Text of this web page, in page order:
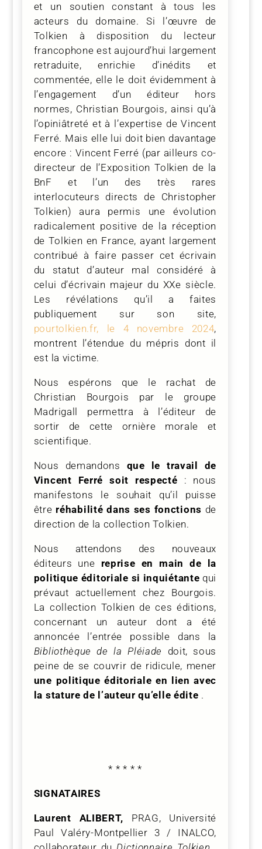
et un soutien constant à tous les
acteurs du domaine. Si l’œuvre de
Tolkien à disposition du lecteur
francophone est aujourd’hui largement
retraduite, enrichie d’inédits et
commentée, elle le doit évidemment à
l’engagement d’un éditeur hors
normes, Christian Bourgois, ainsi qu’à
l’opiniâtreté et à l’expertise de Vincent
Ferré. Mais elle lui doit bien davantage
encore : Vincent Ferré (par ailleurs co-
directeur de l’Exposition Tolkien de la
BnF et l’un des très rares
interlocuteurs directs de Christopher
Tolkien) aura permis une évolution
radicalement positive de la réception
de Tolkien en France, ayant largement
contribué à faire passer cet écrivain
du statut d’auteur mal considéré à
celui d’écrivain majeur du XXe siècle.
Les révélations qu’il a faites
publiquement sur son site,
pourtolkien.fr, le 4 novembre 2024,
montrent l’étendue du mépris dont il
est la victime.
Nous espérons que le rachat de
Christian Bourgois par le groupe
Madrigall permettra à l’éditeur de
sortir de cette ornière morale et
scientifique.
Nous demandons que le travail de
Vincent Ferré soit respecté : nous
manifestons le souhait qu’il puisse
être réhabilité dans ses fonctions de
direction de la collection Tolkien.
Nous attendons des nouveaux
éditeurs une reprise en main de la
politique éditoriale si inquiétante qui
prévaut actuellement chez Bourgois.
La collection Tolkien de ces éditions,
concernant un auteur dont a été
annoncée l’entrée possible dans la
Bibliothèque de la Pléiade
doit, sous
peine de se couvrir de ridicule, mener
une politique éditoriale en lien avec
la stature de l’auteur qu’elle édite .
* * * * *
SIGNATAIRES
Laurent ALIBERT, PRAG, Université
Paul Valéry-Montpellier 3 / INALCO,